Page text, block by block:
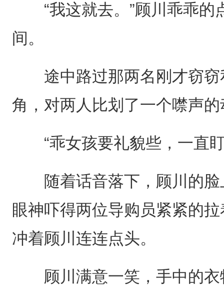
“我这就去。”顾川乖乖的
间。
途中路过那两名刚才窃窃
角，对两人比划了一个噤声
“乖女孩要礼貌些，一直盯
随着话音落下，顾川的脸
眼神吓得两位导购员紧紧的
冲着顾川连连点头。
顾川满意一笑，手中的衣